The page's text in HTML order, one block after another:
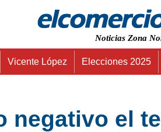
Noticias Zona
Vicente López Elecciones 2025
negativo el